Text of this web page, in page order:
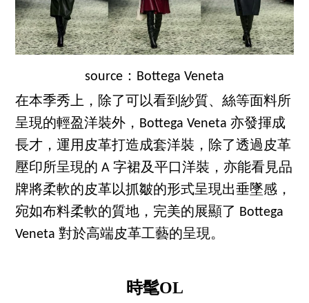
source：Bottega Veneta
在本季秀上，除了可以看到紗質、絲等面料所
呈現的輕盈洋裝外，Bottega Veneta 亦發揮成
長才，運用皮革打造成套洋裝，除了透過皮革
壓印所呈現的 A 字裙及平口洋裝，亦能看見品
牌將柔軟的皮革以抓皺的形式呈現出垂墜感，
宛如布料柔軟的質地，完美的展顯了 Bottega
Veneta 對於高端皮革工藝的呈現。
時髦OL